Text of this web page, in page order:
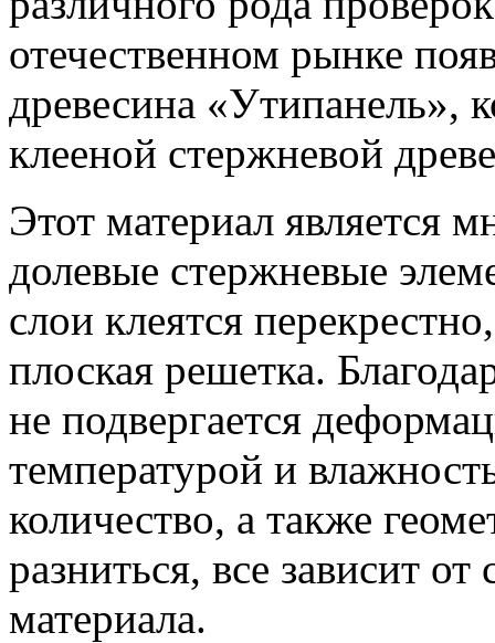
отечественном рынке
древесина «Утипанель»,
клееной стержневой
Этот материал является
долевые стержневые
слои клеятся
плоская решетка.
не подвергается
температурой и
количество, а также
разниться, все зависит
материала.